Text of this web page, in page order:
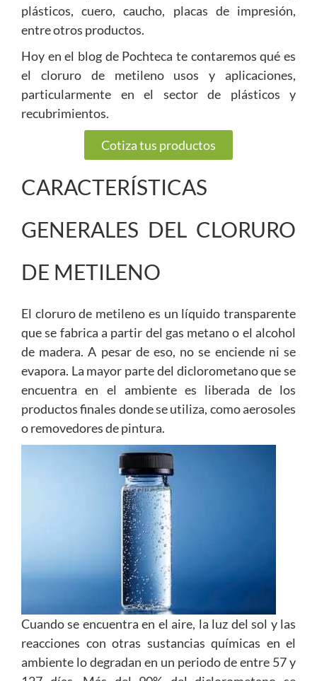
plásticos, cuero, caucho, placas de impresión,
entre otros productos.
Hoy en el blog de Pochteca te contaremos qué es
el cloruro de metileno usos y aplicaciones,
particularmente en el sector de plásticos y
recubrimientos.
Cotiza tus productos
CARACTERÍSTICAS
GENERALES DEL CLORURO
DE METILENO
El cloruro de metileno es un líquido transparente
que se fabrica a partir del gas metano o el alcohol
de madera. A pesar de eso, no se enciende ni se
evapora. La mayor parte del diclorometano que se
encuentra en el ambiente es liberada de los
productos finales donde se utiliza, como aerosoles
o removedores de pintura.
Cuando se encuentra en el aire, la luz del sol y las
reacciones con otras sustancias químicas en el
ambiente lo degradan en un periodo de entre 57 y